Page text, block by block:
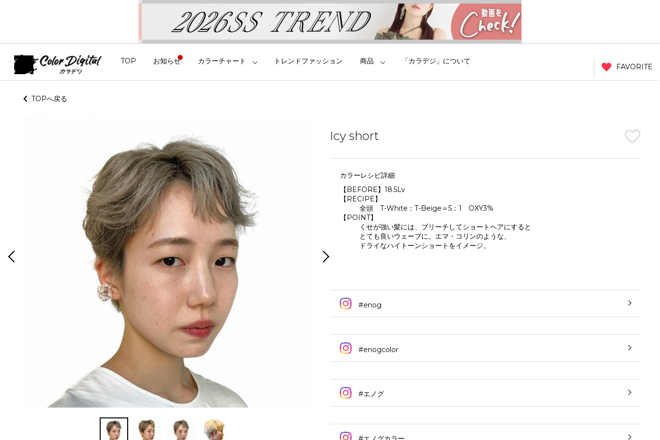
TOP お知らせ カラーチャート トレンドファッション 商品 「カラデジ」について
FAVORITE
TOPへ戻る
Icy short
カラーレシピ詳細
【BEFORE】18.5Lv
【RECIPE】
全頭 T-White：T-Beige＝5：1 OXY3%
【POINT】
くせが強い髪には、ブリーチしてショートヘアにすると
とても良いウェーブに。エマ・コリンのような、
ドライなハイトーンショートをイメージ。
#enog
#enogcolor
#エノグ